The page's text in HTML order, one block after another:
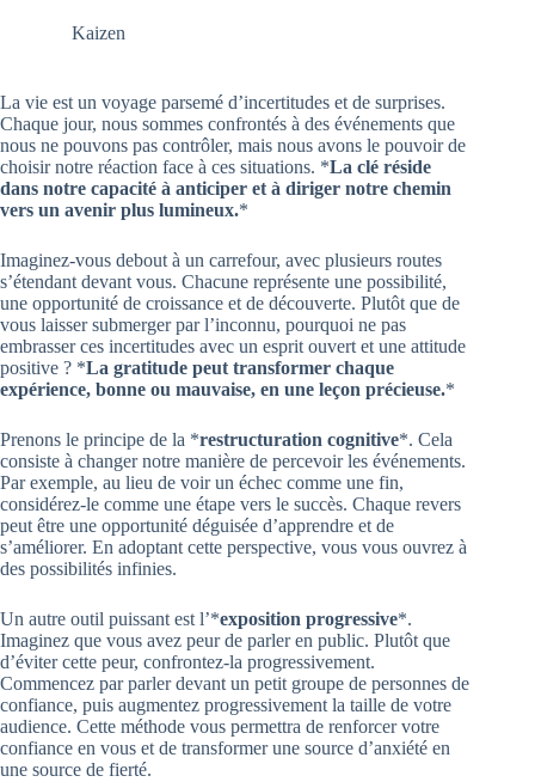
Kaizen
La vie est un voyage parsemé d’incertitudes et de surprises.
Chaque jour, nous sommes confrontés à des événements que
nous ne pouvons pas contrôler, mais nous avons le pouvoir de
choisir notre réaction face à ces situations. *La clé réside
dans notre capacité à anticiper et à diriger notre chemin
vers un avenir plus lumineux.*
Imaginez-vous debout à un carrefour, avec plusieurs routes
s’étendant devant vous. Chacune représente une possibilité,
une opportunité de croissance et de découverte. Plutôt que de
vous laisser submerger par l’inconnu, pourquoi ne pas
embrasser ces incertitudes avec un esprit ouvert et une attitude
positive ? *La gratitude peut transformer chaque
expérience, bonne ou mauvaise, en une leçon précieuse.*
Prenons le principe de la *restructuration cognitive*. Cela
consiste à changer notre manière de percevoir les événements.
Par exemple, au lieu de voir un échec comme une fin,
considérez-le comme une étape vers le succès. Chaque revers
peut être une opportunité déguisée d’apprendre et de
s’améliorer. En adoptant cette perspective, vous vous ouvrez à
des possibilités infinies.
Un autre outil puissant est l’*exposition progressive*.
Imaginez que vous avez peur de parler en public. Plutôt que
d’éviter cette peur, confrontez-la progressivement.
Commencez par parler devant un petit groupe de personnes de
confiance, puis augmentez progressivement la taille de votre
audience. Cette méthode vous permettra de renforcer votre
confiance en vous et de transformer une source d’anxiété en
une source de fierté.